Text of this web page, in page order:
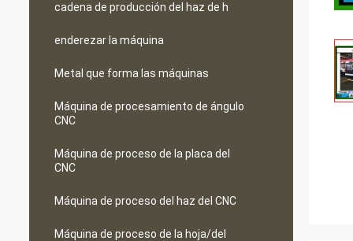
cadena de producción del haz de h
enderezar la máquina
Metal que forma las máquinas
Máquina de procesamiento de ángulo
CNC
Máquina de proceso de la placa del
CNC
Máquina de proceso del haz del CNC
Máquina de proceso de la hoja/del